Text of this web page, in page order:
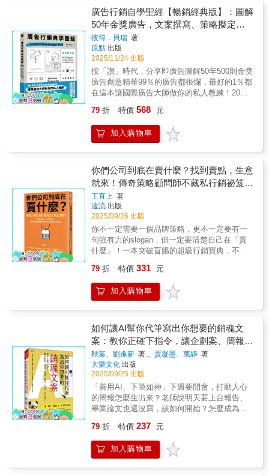
訪談★實務練習、心法傳授，全力幫助你學
習！ 不論你是從事業務行銷、廣告、公關、電
商、社群小編，或是經營自媒體、自家網站，
本書都是您必備的參考書，幫助你在混亂市場
中取得勝利，成功銷售！ 【專家好評】我特別
喜歡書裡有一句針對此書的文案：「撰寫具說
服力的文案，在充斥各類噪音的商場突圍而
出……」本書的確像是各式文案流派裡的一股
清流，諸般心法都反覆指向人性，讓我們文案
人可以抵抗寫作焦慮，從洞察人性心理來下
機」。——李洛克，《故事行銷》作者、「故
事革命」創辦人 作者安迪．麥斯蘭犀利直接地
點出多數人寫文案的盲點：絮絮叨叨、急著推
「他們沒有義務讀你寫的文案，更不用說開始
閱讀之後會繼續讀下去。」「與你想跟他們談
論的事相比，他們還有其他重要得多的事要
做。」原來，真正好的文案並不是把產品介紹
得鉅細靡遺，而是讓讀者「樂於閱讀」。 可
是明明知道是廣告，有誰會樂於閱讀呢？這就
是安迪厲害的地方了。除了理論之外，還給你
明確的「文案公式」，讓你只要照著用，就能
開始；而想學會寫好文案，從你翻開這本書開
於網際網路的關係，如今商業界迫切需要好文
案，但好文案又如此的少。如果你想成功，這
本書請最少讀三次；如果想要評論文案，你也
要讀它。裡面都是好東西，沒有一句廢話。
——Drayton Bird（被大衛．奧格威稱為「世界
上最懂直效行銷的人」） 《高說服力的文案寫
作心法》展現寫作的魅力，內容從古希臘的寫
作理論一直談到fMRI技術，進一步精煉你的文
字，好讓你抓住讀者的目光。本書不單探討文
案的說服力和銷售力，更能啟發、迷惑和撫慰
讀者的心靈。——Joe Fattorini，《嚴選美酒》
（The Wine Show）節目主持人、記者 以講師
文案寫作心法》這本書的得分還要更高，它是
美術總監和文案寫手的必讀好書。——Marc
Lewis，倫敦傳媒藝術學院（School of
琪／世新大學公共關係暨廣告學系專任教授黃
可欣／網路創作者、演員、金鐘獎最具潛力新
人獎得主盧建彰／作家龔大中／台灣奧美集團
創意長、導演共感推薦（依姓名筆畫排序）對
我來說，每次在執行廣告（業配）案，都是一
場全新的挑戰。如果你好奇你看到的廣告背後
到底有哪些有趣的故事？那看這本書就對了！
──HowHow陳孜昊／網路影音創作者「無論你
要做什麼，都必須先理解客戶的『洞察』。拍
一般內容製作，都必須讓觀眾心甘情願接收你
的推銷。因此你得先讓他們覺得：『嘿，我很
懂你日常生活中遇到的那些事情和那些困
擾。』而這，就是我想到能幫你解決的方
觀眾的洞察，還能掌握工作中的核心洞察，以
及將想法落實為有效溝通的關鍵洞察。而這些
洞察，正是行銷人實際可以拿來應用的技能。
──比-薩洛．勞哈希里（Bee-Saroj Laohasiri,
สโรจ เลาหศิริ）／泰國知名行銷達人
會讓人掏錢。現在，學會讓你的每一行字，成
為收入的起點！想想你自己滑手機的習慣──是
不是一邊刷著社群、一邊在內心快速做出「值
不值得點開」的判斷？開場，就是文案的黃金
三秒，也是「留住讀者」與「變現」的關鍵。
揭開三秒鐘的吸睛祕密，並教你如何運用
ChatGPT寫出讓人無法忽視的開場文字，從此
不再「寫了沒人看」， 而是「一發就火」。 這
不是一本教你死背行銷話術的書，而是一本幫
你打開「文字變現」之門的指南。它不會叫你
行，用故事和策略共舞。你不需要等「有靈
感」的那天，也不需要再懷疑自己能不能做
到。現在，只要開始練習——你就能用文字換
人點讚，而是讓你的人生，開始被看見、被支
持。準備好了嗎？打開這本書，讓你的文字開
始替你賺錢——讓夢想，從一篇文案開始實
現。什麼是「三秒吸睛法則」？三秒吸睛法則
指的是：在資訊流（如Facebook、YouTube、
IG、LINE、Blog）中，你的內容要在三秒內引
起使用者注意，否則他們就會滑走、跳開、關
閉。這三秒，往往不是你文章的內容，而是
上的文案、甚至是影片的前三秒聲音。這些瞬
走。三秒吸睛 = 視覺 + 情緒 + 好奇心的快速引
爆 用AI＋人腦：「測試→優化→再測試」的流
程不論你文筆再好，都不可能一開始就百發百
中。因此，我們推薦以下「AI輔助熱門文章實
驗法」：1. 先讓ChatGPT生成5組以上不同風
格的開場2. 利用社群限時動態進行小範圍互動
票選（哪一句最吸引你？） 3. 將前兩名開場用
在正式文案與內容中，觀察貼文互動4. 再根據
數據回饋，持續調整ChatGPT的提示詞與語氣
模擬這套方法可以讓你從「靠感覺寫文」轉為
「靠系統寫文」，大幅減少試錯成本。打造個
人品牌與影響力！在這個人人都能是品牌的時
代，你不是沒影響力，而是還沒用對方法。打
造個人IP（Intellectual Property），不再是明
星、網紅的專利，而是你我都該掌握的時代技
能。這一章，我們將帶你從零開始，用
廣告行銷自學聖經【暢銷經典版】：圖解
50年金獎廣告，文案撰寫、策略擬定、
平面動態、品牌定位及社媒經營的全方位
秘笈
彼得．貝瑞 著
原點 出版
2025/11/24 出版
按「讚」時代，分享即廣告圖解50年500則金獎
廣告創意精華99％的廣告都很爛，最好的1％都
在這本讓國際廣告大師做你的私人教練！20多
紹許多工具，闡述背後道理，它們是指導
15,000個系列廣告的結晶。」──Pete Barry平
面｜電視｜網路｜社群｜品牌｜設計｜文案至
士齊聲推薦▌本書特色●500幅手繪插畫，所有
概念皆有金獎案例圖解佐證●基本工具、廣告策
略、廣告概念、系列廣告、文案撰寫，全方位
學習●平面、電視、環境、互動，特別新增：社
群媒體●各章節附Exercise自我檢測：有沒有讀
懂學會，演練一遍就知道●從發想到執行，從文
案到視覺，從簡報到成交密技▌廣告工具書出奇
的少優秀的系列廣告層出不窮，數以百計，但
是相關工具書卻出奇的少，只有寥寥可數的作
者分享如何創作出高品質的廣告。「廣告人教
歌頌成功學，形塑廣告創意人的金科玉律，但
這些都已經過時。▌講解廣告大小事，最佳教材
&教科書沒有出色的概念，廣告無以為繼。作者
廣告歷久彌新，學生可以藉此養成先發想、後
設計的習慣，在工作之初先用鉛筆捕捉靈感，
而不是先開電腦編排成品。廣告必須有人物
嗎？必須秀出產品嗎？該怎麼選擇媒體露出？
蘋果和IBM，如何利用廣告重洗業界地位？如
何學樂高成功擬出四種廣告策略？廣告策略百
百種，同台競爭、激將法、轉負為正、邏輯服
人、價位行銷、誠實以對、品牌行動……屈居
茲正面迎戰？ 十七大廣告概念，從產品是神、
事……任天堂如何運用其中兩種，成功出擊？
UNIQLO如何運用Pinterest客層愛滑照片的習
性，成功挾持版面？如果只想用一本書，搞懂
79 折 特價 568 元
加入購物車
你們公司到底在賣什麼？找到賣點，生意
就來！傳奇策略顧問師不藏私行銷祕笈全
公開
王直上 著
遠流 出版
2025/09/26 出版
你不一定需要一個品牌策略，更不一定要有一
句強有力的slogan，但一定要清楚自己在「賣
什麼」！一本突破盲腸的超級行銷寶典，不僅
來！儘管AI快速飛躍，行銷環境與媒介瞬息萬
變，但做生意的最根本關鍵，就是明確定義要
「賣什麼」。看看市場上的常勝軍：●為什麼提
「李施德霖」如何翻轉味道嗆喉的負面形象？●
賈伯斯的「蘋果電腦」如何從微軟手中奪下個
人電腦市場？●「金色三麥」如何力抗台灣啤
酒、海尼根和麒麟？正是因為它們在競爭格局
中創造了差異，同時又滿足消費者的需求。擁
有三十年品牌管理與行銷經驗的王直上認為，
「賣什麼」的根本邏輯其實很簡單，就是在
「市場」、「消費者」、「競爭者」、「企業
自己」這四件事上迂迴穿梭，簡言之，一個成
功的品牌或行銷戰略提案，就是在說一個把這
司、大企業，想對了「賣什麼」，就有機會在
紅海中找到優勢、在藍海中創造新局！一本帶
你扎穩馬步的行銷寶典──● 從「市場」、「消
79 折 特價 331 元
加入購物車
如何讓AI幫你代筆寫出你想要的銷魂文
案：教你正確下指令，讓企劃案、簡報、
履歷、論文、寫作一秒完成！
秋葉、劉進新 著 、賈凝墨、萬靜 著
大樂文化 出版
2025/09/25 出版
「善用AI、下筆如神」下週要開會，打動人心
的簡報怎麼生出來？老師說明天要上台報告、
畢業論文也還沒寫，該如何開始？怎麼成為作
解＋46個案例，幫你搞定！ ◎ 善用AI 的3大優
勢，快速寫出吸睛文案！ 還在為報告、企劃案
寫不出來而煩惱嗎？有了AI當你的助手，不必
79 折 特價 237 元
加入購物車